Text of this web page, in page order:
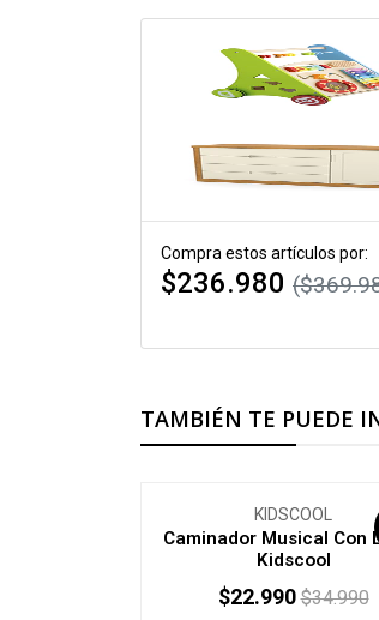
Compra estos artículos por:
$236.980
TAMBIÉN TE PUEDE
KIDSCOOL
Caminador Musical Con
Kidscool
$22.990 $34.990